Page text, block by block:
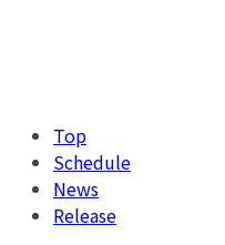
Top
Schedule
News
Release